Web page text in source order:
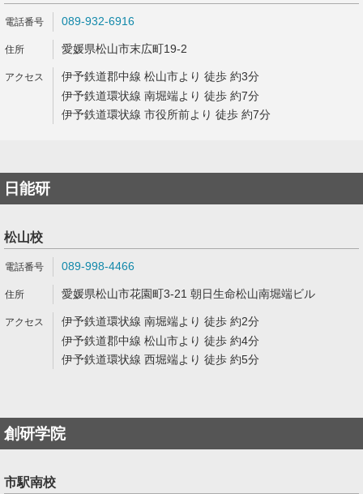
089-932-6916
愛媛県松山市末広町19-2
伊予鉄道郡中線 松山市より 徒歩 約3分
伊予鉄道環状線 南堀端より 徒歩 約7分
伊予鉄道環状線 市役所前より 徒歩 約7分
日能研
松山校
089-998-4466
愛媛県松山市花園町3-21 朝日生命松山南堀端ビル
伊予鉄道環状線 南堀端より 徒歩 約2分
伊予鉄道郡中線 松山市より 徒歩 約4分
伊予鉄道環状線 西堀端より 徒歩 約5分
創研学院
市駅南校